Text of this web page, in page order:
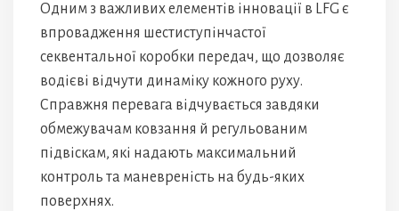
Одним з важливих елементів інновації в LFG є
впровадження шестиступінчастої
секвентальної коробки передач, що дозволяє
водієві відчути динаміку кожного руху.
Справжня перевага відчувається завдяки
обмежувачам ковзання й регульованим
підвіскам, які надають максимальний
контроль та маневреність на будь-яких
поверхнях.